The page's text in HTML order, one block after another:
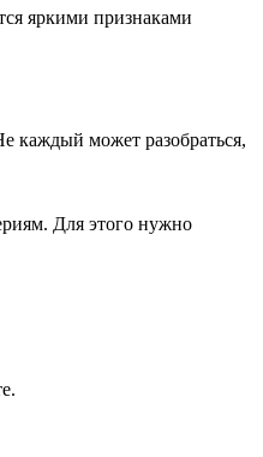
яркими признаками
каждый может разобраться,
Для этого нужно